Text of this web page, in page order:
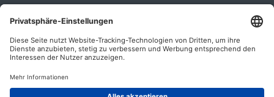
Bestellvorgang
ZAHLUNGSARTEN: